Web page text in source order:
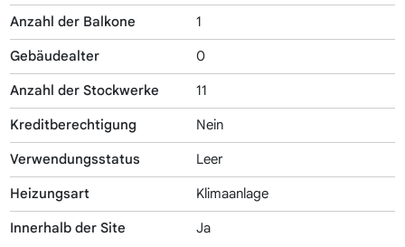
Anzahl der Balkone 1
Gebäudealter 0
Anzahl der Stockwerke 11
Kreditberechtigung Nein
Verwendungsstatus Leer
Heizungsart Klimaanlage
Innerhalb der Site Ja